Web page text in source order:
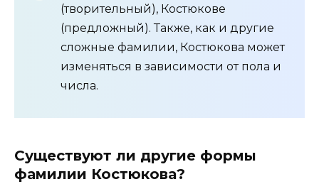
(творительный), Костюкове
(предложный). Также, как и другие
сложные фамилии, Костюкова может
изменяться в зависимости от пола и
числа.
Существуют ли другие формы
фамилии Костюкова?